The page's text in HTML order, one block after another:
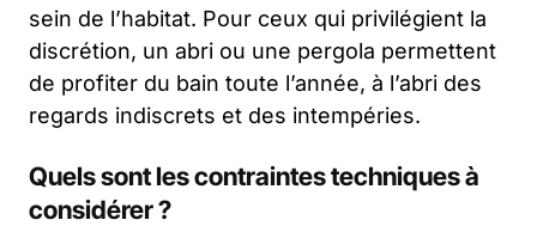
sein de l’habitat. Pour ceux qui privilégient la
discrétion, un abri ou une pergola permettent
de profiter du bain toute l’année, à l’abri des
regards indiscrets et des intempéries.
Quels sont les contraintes techniques à
considérer ?